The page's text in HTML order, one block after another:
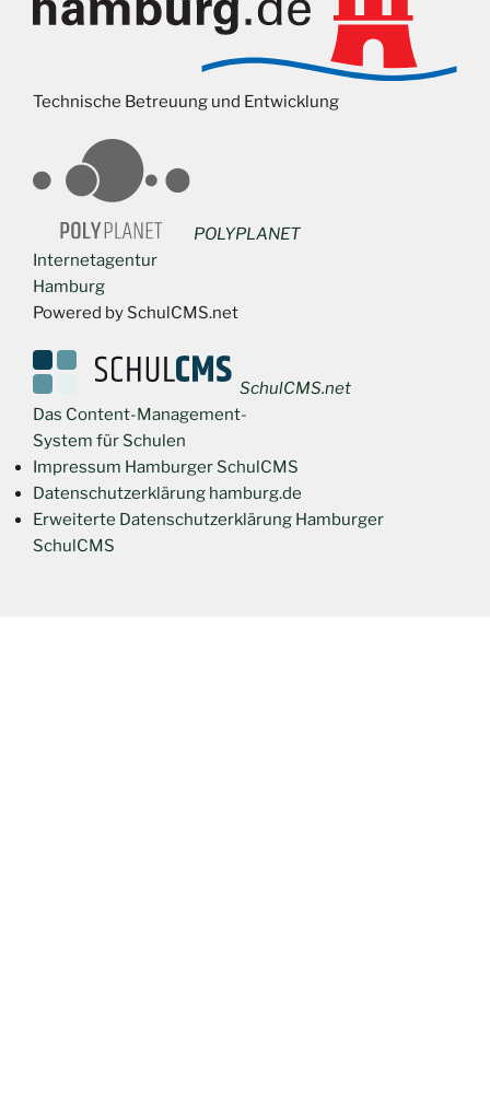
Technische Betreuung und Entwicklung
POLYPLANET
Internetagentur
Hamburg
Powered by SchulCMS.net
SchulCMS.net
Das Content-Management-
System für Schulen
Impressum Hamburger SchulCMS
Datenschutzerklärung hamburg.de
Erweiterte Datenschutzerklärung Hamburger
SchulCMS